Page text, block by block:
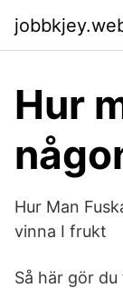
Hur
Hur Man
vinna I frukt
Så här gör